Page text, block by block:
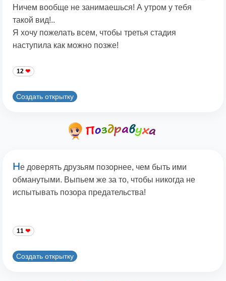
Ничем вообще не занимаешься! А утром у тебя
такой вид!..
Я хочу пожелать всем, чтобы третья стадия
наступила как можно позже!
12
Создать открытку
Не доверять друзьям позорнее, чем быть ими
обманутыми. Выпьем же за то, чтобы никогда не
испытывать позора предательства!
11
Создать открытку